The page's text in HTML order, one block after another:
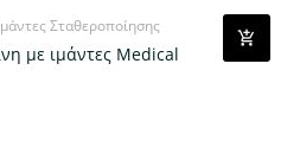
Σταθεροποίησης
με ιμάντες Medical